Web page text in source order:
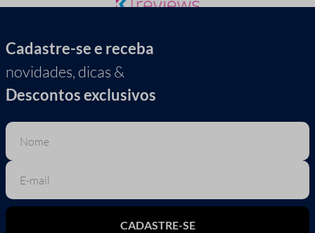
Cadastre-se e receba
novidades, dicas &
Descontos exclusivos
CADASTRE-SE